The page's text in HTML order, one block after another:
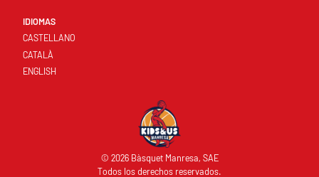
IDIOMAS
CASTELLANO
CATALÀ
ENGLISH
© 2026 Bàsquet Manresa, SAE
Todos los derechos reservados.